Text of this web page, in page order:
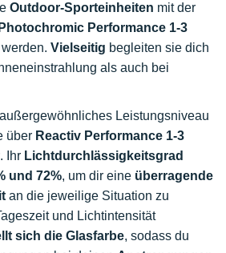
Outdoor-Sporteinheiten mit der
Performance 1-3
Vielseitig begleiten sie dich
als auch bei
Leistungsniveau
über Reactiv Performance 1-3
. Ihr Lichtdurchlässigkeitsgrad
und 72%, um dir eine überragende
an die jeweilige Situation zu
und Lichtintensität
sich die Glasfarbe, sodass du